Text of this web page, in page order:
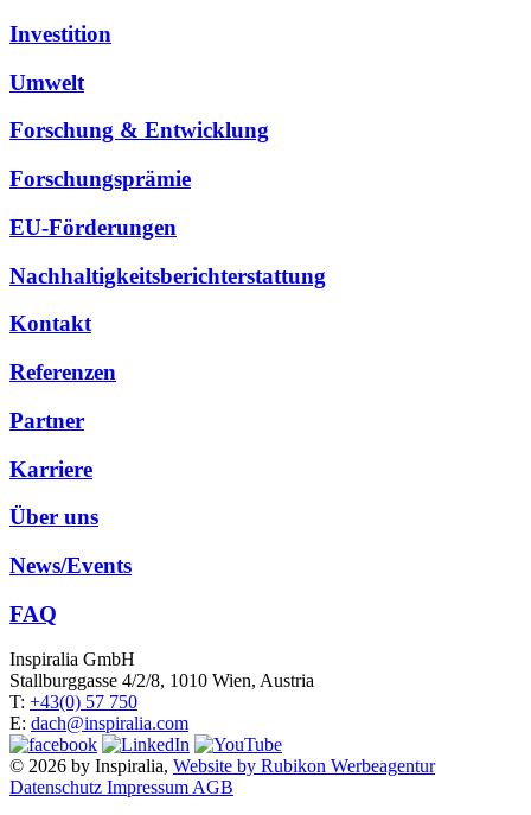
Investition
Umwelt
Forschung & Entwicklung
Forschungsprämie
EU-Förderungen
Nachhaltigkeitsberichterstattung
Kontakt
Referenzen
Partner
Karriere
Über uns
News/Events
FAQ
Inspiralia GmbH
Stallburggasse 4/2/8, 1010 Wien, Austria
T: +43(0) 57 750
E: dach@inspiralia.com
© 2026 by Inspiralia, Website by Rubikon Werbeagentur
Datenschutz Impressum AGB